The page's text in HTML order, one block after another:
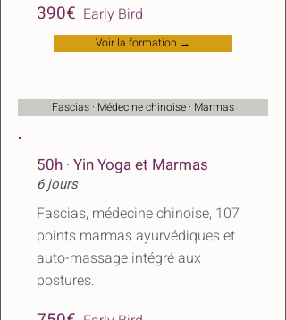
390€ Early Bird
Voir la formation →
Fascias · Médecine chinoise · Marmas
50h · Yin Yoga et Marmas
6 jours
Fascias, médecine chinoise, 107
points marmas ayurvédiques et
auto-massage intégré aux
postures.